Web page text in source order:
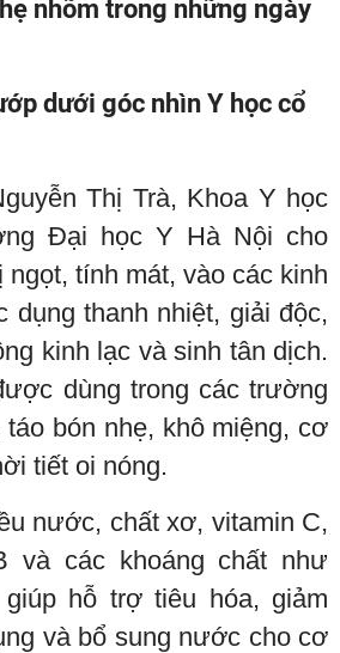
nhõm trong những ngày
dưới góc nhìn Y học cổ
Thị Trà, Khoa Y học
Đại học Y Hà Nội cho
tính mát, vào các kinh
dụng thanh nhiệt, giải độc,
kinh lạc và sinh tân dịch.
dùng trong các trường
bón nhẹ, khô miệng, cơ
tiết oi nóng.
nước, chất xơ, vitamin C,
và các khoáng chất như
hỗ trợ tiêu hóa, giảm
và bổ sung nước cho cơ